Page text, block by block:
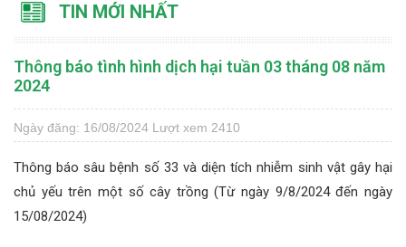
TIN MỚI NHẤT
Thông báo tình hình dịch hại tuần 03 tháng 08 năm
2024
Ngày đăng: 16/08/2024 Lượt xem 2410
Thông báo sâu bệnh số 33 và diện tích nhiễm sinh vật gây hại
chủ yếu trên một số cây trồng (Từ ngày 9/8/2024 đến ngày
15/08/2024)